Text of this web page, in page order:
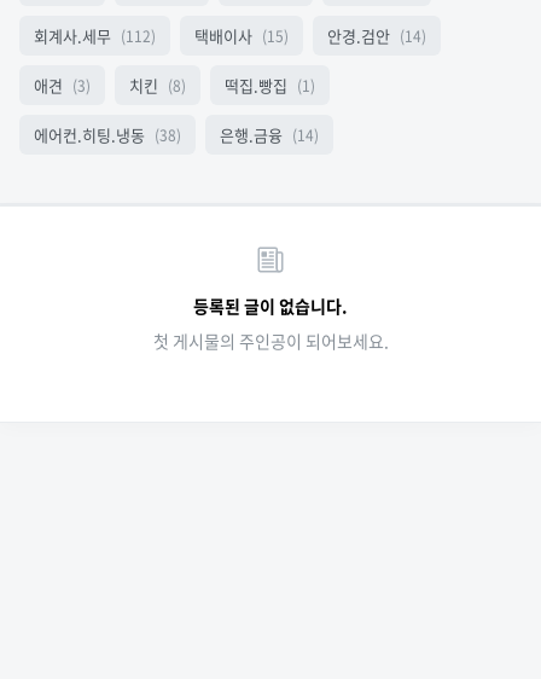
회계사.세무 (112) 택배이사 (15) 안경.검안 (14)
애견 (3) 치킨 (8) 떡집.빵집 (1)
에어컨.히팅.냉동 (38) 은행.금융 (14)
등록된 글이 없습니다.
첫 게시물의 주인공이 되어보세요.